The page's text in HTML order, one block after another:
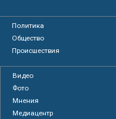
Политика
Общество
Происшествия
Видео
Фото
Мнения
Медиацентр